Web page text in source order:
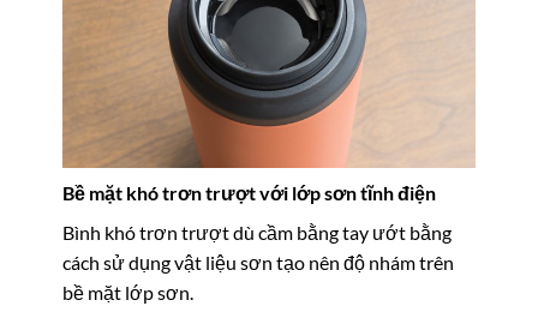
Bề mặt khó trơn trượt với lớp sơn tĩnh điện
Bình khó trơn trượt dù cầm bằng tay ướt bằng
cách sử dụng vật liệu sơn tạo nên độ nhám trên
bề mặt lớp sơn.